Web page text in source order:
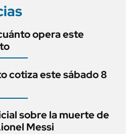
opera este
cotiza este sábado 8
sobre la muerte de
Messi